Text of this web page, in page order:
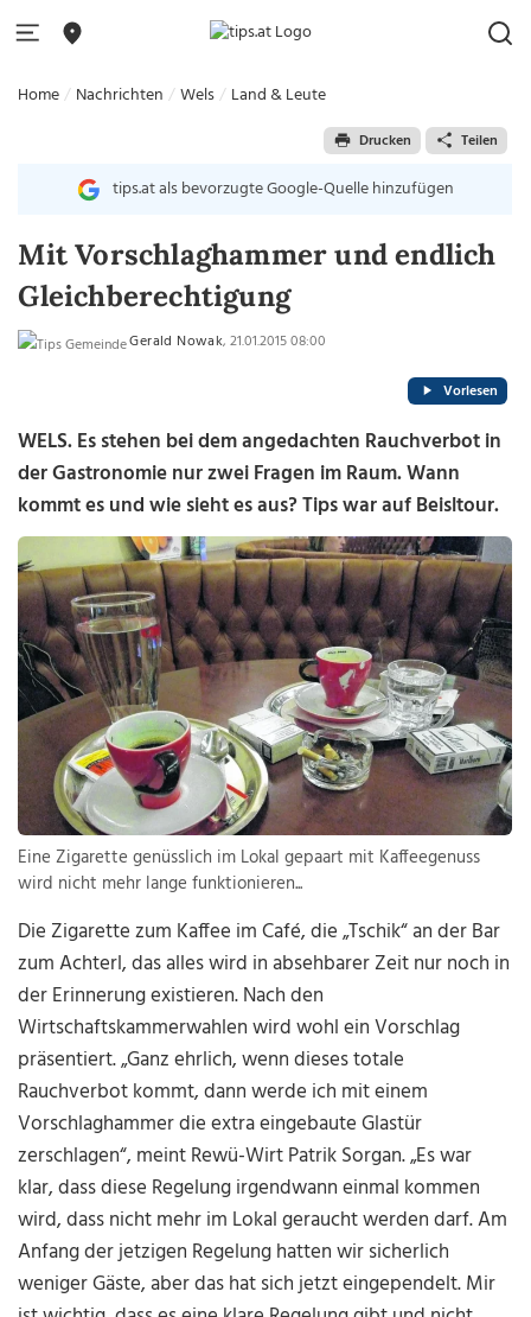
Home Nachrichten Wels Land & Leute
Drucken Teilen
tips.at als bevorzugte Google-Quelle hinzufügen
Mit Vorschlaghammer und endlich
Gleichberechtigung
Gerald Nowak, 21.01.2015 08:00
Vorlesen
WELS. Es stehen bei dem angedachten Rauchverbot in
der Gastronomie nur zwei Fragen im Raum. Wann
kommt es und wie sieht es aus? Tips war auf Beisltour.
Eine Zigarette genüsslich im Lokal gepaart mit Kaffeegenuss
wird nicht mehr lange funktionieren...
Die Zigarette zum Kaffee im Café, die „Tschik“ an der Bar
zum Achterl, das alles wird in absehbarer Zeit nur noch in
der Erinnerung existieren. Nach den
Wirtschaftskammerwahlen wird wohl ein Vorschlag
präsentiert. „Ganz ehrlich, wenn dieses totale
Rauchverbot kommt, dann werde ich mit einem
Vorschlaghammer die extra eingebaute Glastür
zerschlagen“, meint Rewü-Wirt Patrik Sorgan. „Es war
klar, dass diese Regelung irgendwann einmal kommen
wird, dass nicht mehr im Lokal geraucht werden darf. Am
Anfang der jetzigen Regelung hatten wir sicherlich
weniger Gäste, aber das hat sich jetzt eingependelt. Mir